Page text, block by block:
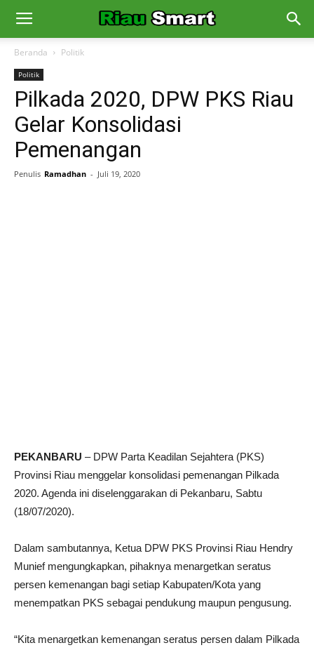
Beranda Politik
Politik
Pilkada 2020, DPW PKS Riau
Gelar Konsolidasi
Pemenangan
Penulis Ramadhan - Juli 19, 2020
PEKANBARU – DPW Parta Keadilan Sejahtera (PKS)
Provinsi Riau menggelar konsolidasi pemenangan Pilkada
2020. Agenda ini diselenggarakan di Pekanbaru, Sabtu
(18/07/2020).
Dalam sambutannya, Ketua DPW PKS Provinsi Riau Hendry
Munief mengungkapkan, pihaknya menargetkan seratus
persen kemenangan bagi setiap Kabupaten/Kota yang
menempatkan PKS sebagai pendukung maupun pengusung.
“Kita menargetkan kemenangan seratus persen dalam Pilkada